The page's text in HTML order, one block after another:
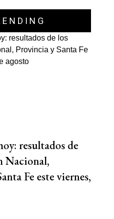
resultados de
Nacional,
Fe este viernes,